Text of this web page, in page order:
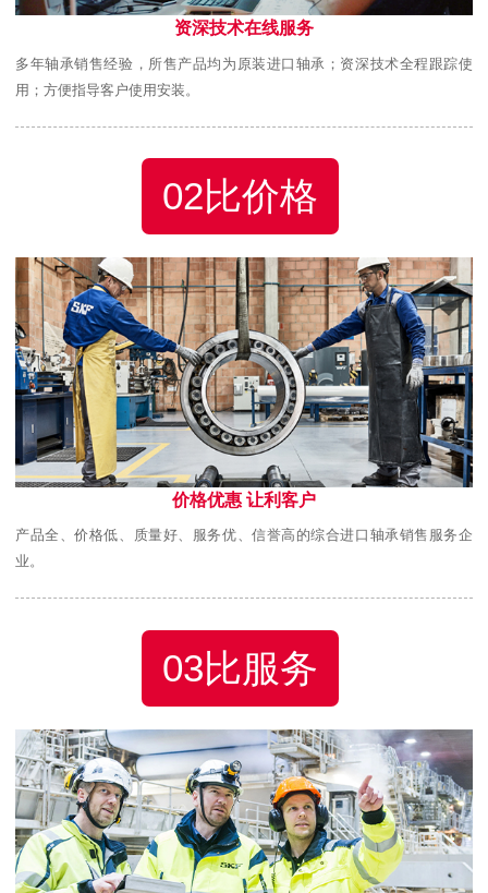
资深技术在线服务
多年轴承销售经验，所售产品均为原装进口轴承；资深技术全程跟踪使
用；方便指导客户使用安装。
02比价格
价格优惠 让利客户
产品全、价格低、质量好、服务优、信誉高的综合进口轴承销售服务企
业。
03比服务